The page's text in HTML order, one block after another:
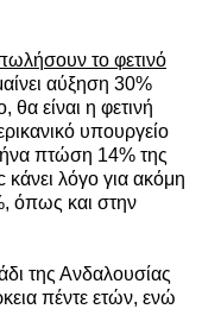
το φετινό
αύξηση 30%
είναι η φετινή
υπουργείο
πτώση 14% της
λόγο για ακόμη
όπως και στην
της Ανδαλουσίας
πέντε ετών, ενώ